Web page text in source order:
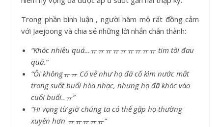
Trong phần bình luận , người hâm mộ rất đồng cảm
với Jaejoong và chia sẻ những lời nhắn chân thành:
“Khóc nhiều quá…ㅠㅠㅠㅠㅠㅠㅠㅠㅠ tim tôi đau
quá.”
“Ôi khôngㅠㅠ Có vẻ như họ đã cố kìm nước mắt
trong suốt buổi hòa nhạc, nhưng họ đã khóc vào
cuối buổi..ㅠ”
“Hi vọng từ giờ chúng ta có thể gặp họ thường
xuyên hơn ㅠㅠㅠㅠㅠ”